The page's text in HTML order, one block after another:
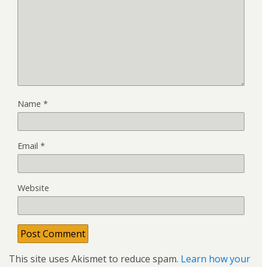
Name *
Email *
Website
This site uses Akismet to reduce spam. Learn how your